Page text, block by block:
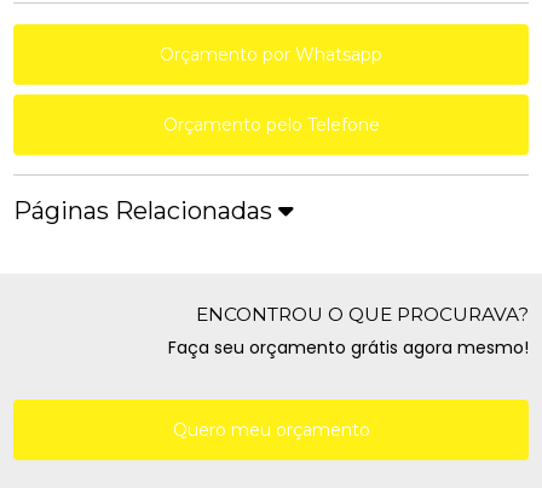
Orçamento por Whatsapp
Orçamento pelo Telefone
Páginas Relacionadas
ENCONTROU O QUE PROCURAVA?
Faça seu orçamento grátis agora mesmo!
Quero meu orçamento